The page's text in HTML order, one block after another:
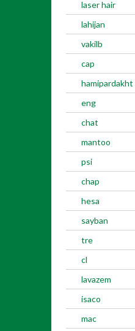
laser hair
lahijan
vakilb
cap
hamipardakht
eng
chat
mantoo
psi
chap
hesa
sayban
tre
cl
lavazem
isaco
mac